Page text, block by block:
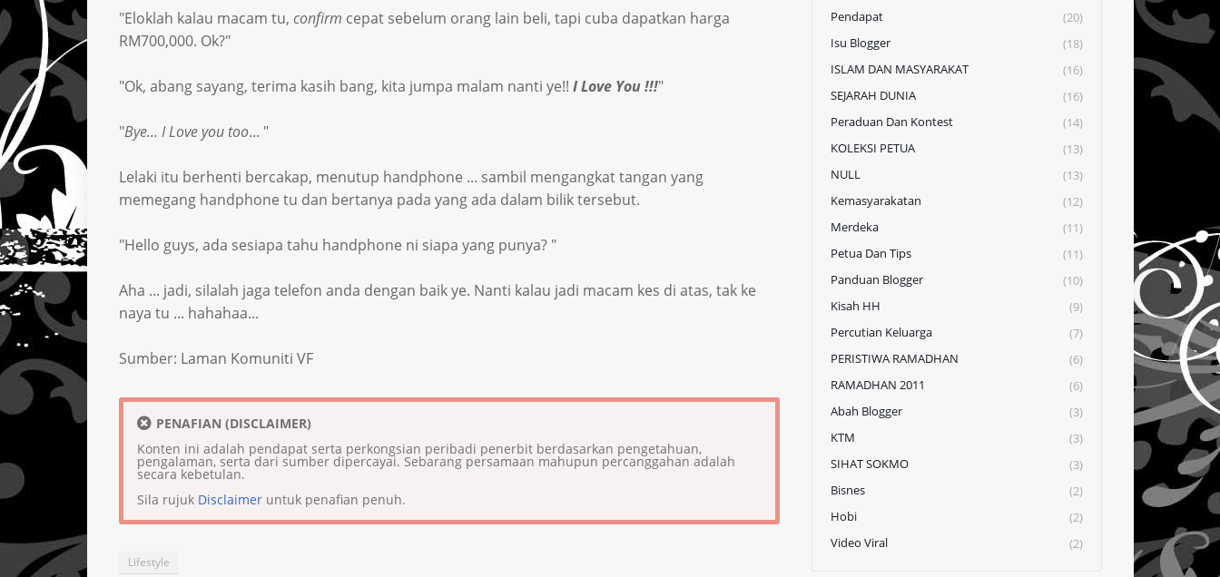
"Eloklah kalau macam tu, confirm cepat sebelum orang lain beli, tapi cuba dapatkan harga
RM700,000. Ok?"
"Ok, abang sayang, terima kasih bang, kita jumpa malam nanti ye!! I Love You !!!"
"Bye... I Love you too... "
Lelaki itu berhenti bercakap, menutup handphone ... sambil mengangkat tangan yang
memegang handphone tu dan bertanya pada yang ada dalam bilik tersebut.
"Hello guys, ada sesiapa tahu handphone ni siapa yang punya? "
Aha ... jadi, silalah jaga telefon anda dengan baik ye. Nanti kalau jadi macam kes di atas, tak ke
naya tu ... hahahaa...
Sumber: Laman Komuniti VF
PENAFIAN (DISCLAIMER)
Konten ini adalah pendapat serta perkongsian peribadi penerbit berdasarkan pengetahuan,
pengalaman, serta dari sumber dipercayai. Sebarang persamaan mahupun percanggahan adalah
secara kebetulan.
Sila rujuk Disclaimeruntuk penafian penuh.
Lifestyle
Pendapat
(20)
Isu Blogger
(18)
ISLAM DAN MASYARAKAT
(16)
SEJARAH DUNIA
(16)
Peraduan Dan Kontest
(14)
KOLEKSI PETUA
(13)
NULL
(13)
Kemasyarakatan
(12)
Merdeka
(11)
Petua Dan Tips
(11)
Panduan Blogger
(10)
Kisah HH
(9)
Percutian Keluarga
(7)
PERISTIWA RAMADHAN
(6)
RAMADHAN 2011
(6)
Abah Blogger
(3)
KTM
(3)
SIHAT SOKMO
(3)
Bisnes
(2)
Hobi
(2)
Video Viral
(2)